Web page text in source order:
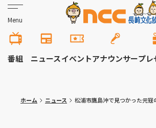
Menu
番組 ニュースイベントアナウンサープレ
ホーム ニュース 松浦市鷹島沖で見つかった元寇の沈